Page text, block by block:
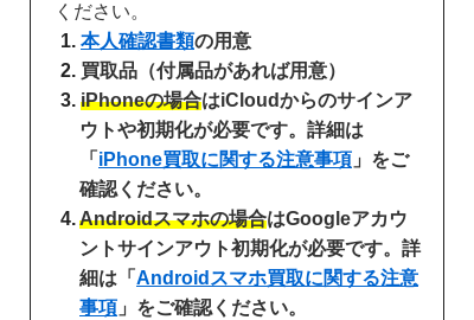
ください。
本人確認書類の用意
買取品（付属品があれば用意）
iPhoneの場合はiCloudからのサインア
ウトや初期化が必要です。詳細は
「 iPhone買取に関する注意事項 」をご
確認ください。
Androidスマホの場合はGoogleアカウ
ントサインアウト初期化が必要です。詳
細は「 Androidスマホ買取に関する注意
事項 」をご確認ください。